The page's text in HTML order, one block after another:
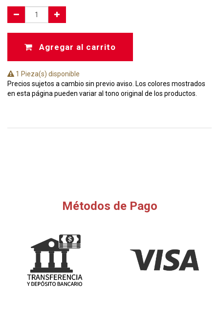
Agregar al carrito
1 Pieza(s) disponible
Precios sujetos a cambio sin previo aviso. Los colores mostrados
en esta página pueden variar al tono original de los productos.
Métodos de Pago